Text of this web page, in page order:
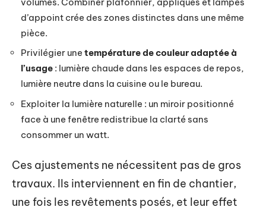
d’appoint crée des zones distinctes dans une même
pièce.
Privilégier une température de couleur adaptée à
l’usage : lumière chaude dans les espaces de repos,
lumière neutre dans la cuisine ou le bureau.
Exploiter la lumière naturelle : un miroir positionné
face à une fenêtre redistribue la clarté sans
consommer un watt.
Ces ajustements ne nécessitent pas de gros
travaux. Ils interviennent en fin de chantier,
une fois les revêtements posés, et leur effet